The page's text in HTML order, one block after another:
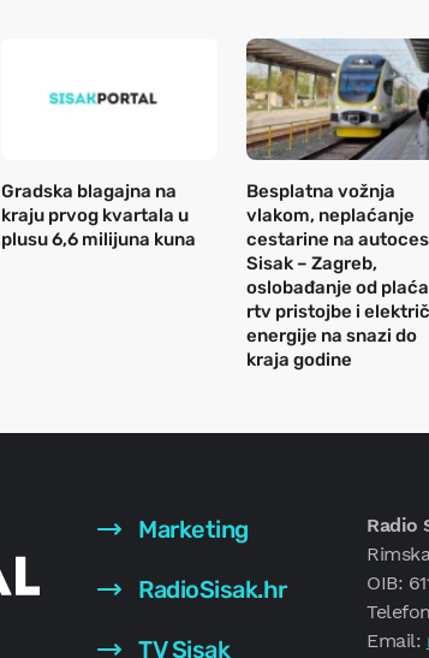
Gradska blagajna na
kraju prvog kvartala u
plusu 6,6 milijuna kuna
Besplatna vožnja
vlakom, neplaćanje
cestarine na
Sisak – Zagreb,
oslobađanje od
rtv pristojbe i
energije na snazi do
kraja godine
Marketing
RadioSisak.hr
TV Sisak
Radio
OIB:
Email: